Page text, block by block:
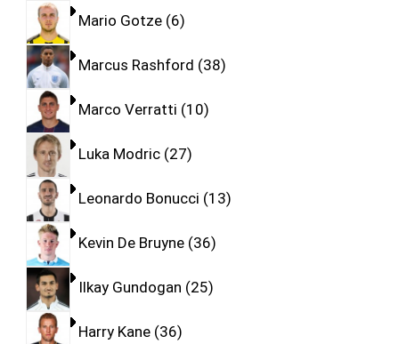
Mario Gotze 6
Marcus Rashford 38
Marco Verratti 10
Luka Modric 27
Leonardo Bonucci 13
Kevin De Bruyne 36
Ilkay Gundogan 25
Harry Kane 36